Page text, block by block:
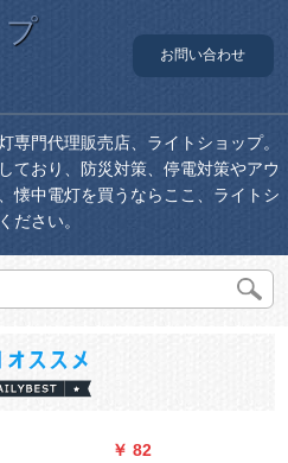
お問い合わせ
専門代理販売店、ライトショップ。
ており、防災対策、停電対策やアウ
懐中電灯を買うならここ、ライトシ
ださい。
￥ 82